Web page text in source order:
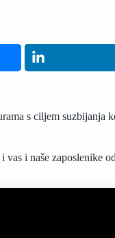
s ciljem
i naše zaposlenike